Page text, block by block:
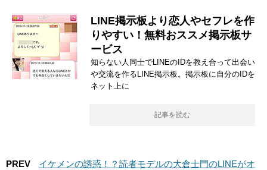
LINE掲示板より恋人やセフレを作
りやすい！無料おススメ掲示板サ
ービス
知らない人同士でLINEのIDを教え合って出会い
や交流を作るLINE掲示板。掲示板に自分のIDを
ネット上に
記事を読む
PREV
イケメンの誘惑！？読者モデルの大倉士門のLINEがオ